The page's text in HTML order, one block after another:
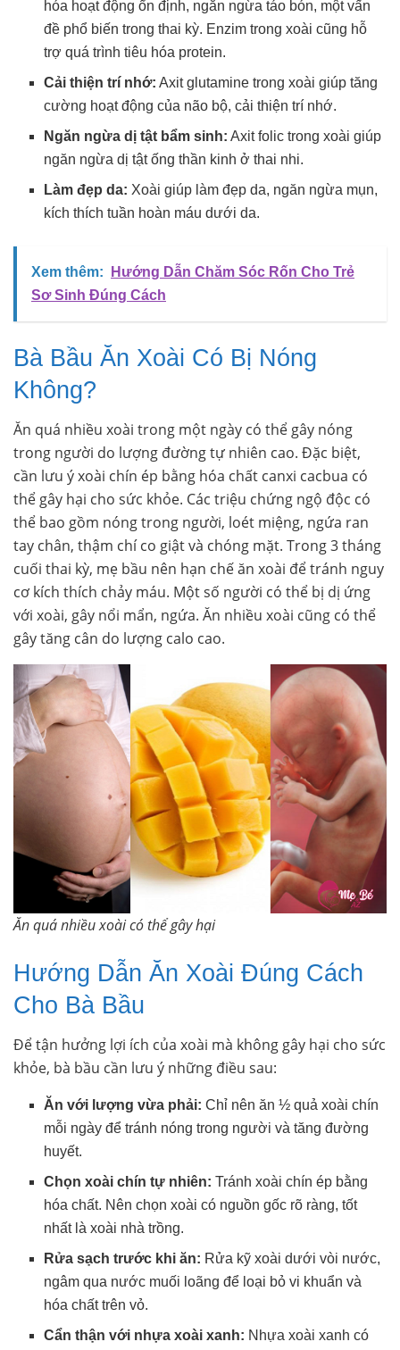
hóa hoạt động ổn định, ngăn ngừa táo bón, một vấn
đề phổ biến trong thai kỳ. Enzim trong xoài cũng hỗ
trợ quá trình tiêu hóa protein.
Cải thiện trí nhớ: Axit glutamine trong xoài giúp tăng
cường hoạt động của não bộ, cải thiện trí nhớ.
Ngăn ngừa dị tật bẩm sinh: Axit folic trong xoài giúp
ngăn ngừa dị tật ống thần kinh ở thai nhi.
Làm đẹp da: Xoài giúp làm đẹp da, ngăn ngừa mụn,
kích thích tuần hoàn máu dưới da.
Xem thêm:
Hướng Dẫn Chăm Sóc Rốn Cho Trẻ
Sơ Sinh Đúng Cách
Bà Bầu Ăn Xoài Có Bị Nóng
Không?
Ăn quá nhiều xoài trong một ngày có thể gây nóng
trong người do lượng đường tự nhiên cao. Đặc biệt,
cần lưu ý xoài chín ép bằng hóa chất canxi cacbua có
thể gây hại cho sức khỏe. Các triệu chứng ngộ độc có
thể bao gồm nóng trong người, loét miệng, ngứa ran
tay chân, thậm chí co giật và chóng mặt. Trong 3 tháng
cuối thai kỳ, mẹ bầu nên hạn chế ăn xoài để tránh nguy
cơ kích thích chảy máu. Một số người có thể bị dị ứng
với xoài, gây nổi mẩn, ngứa. Ăn nhiều xoài cũng có thể
gây tăng cân do lượng calo cao.
Ăn quá nhiều xoài có thể gây hại
Hướng Dẫn Ăn Xoài Đúng Cách
Cho Bà Bầu
Để tận hưởng lợi ích của xoài mà không gây hại cho sức
khỏe, bà bầu cần lưu ý những điều sau:
Ăn với lượng vừa phải: Chỉ nên ăn ½ quả xoài chín
mỗi ngày để tránh nóng trong người và tăng đường
huyết.
Chọn xoài chín tự nhiên: Tránh xoài chín ép bằng
hóa chất. Nên chọn xoài có nguồn gốc rõ ràng, tốt
nhất là xoài nhà trồng.
Rửa sạch trước khi ăn: Rửa kỹ xoài dưới vòi nước,
ngâm qua nước muối loãng để loại bỏ vi khuẩn và
hóa chất trên vỏ.
Cẩn thận với nhựa xoài xanh: Nhựa xoài xanh có